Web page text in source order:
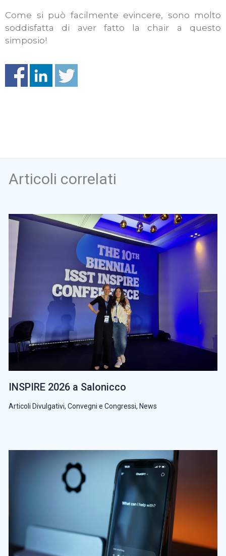
Come si può facilmente evincere, sono molto
soddisfatta di aver fatto la chair a questo
simposio!
Articoli correlati
INSPIRE 2026 a Salonicco
Articoli Divulgativi, Convegni e Congressi, News